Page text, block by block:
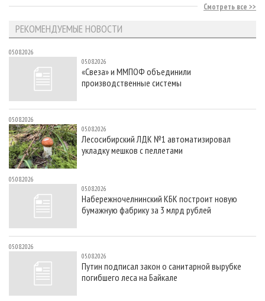
Смотреть все
РЕКОМЕНДУЕМЫЕ НОВОСТИ
05.08.2026
05.08.2026
«Свеза» и ММПОФ объединили
производственные системы
05.08.2026
05.08.2026
Лесосибирский ЛДК №1 автоматизировал
укладку мешков с пеллетами
05.08.2026
05.08.2026
Набережночелнинский КБК построит новую
бумажную фабрику за 3 млрд рублей
05.08.2026
05.08.2026
Путин подписал закон о санитарной вырубке
погибшего леса на Байкале